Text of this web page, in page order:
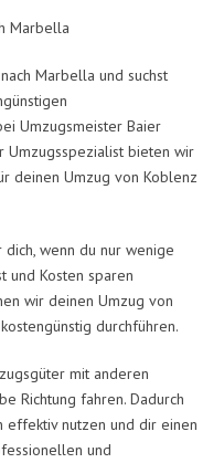
Marbella
Marbella und suchst
Umzugsmeister Baier
Umzugsspezialist bieten wir
deinen Umzug von Koblenz
wenn du nur wenige
und Kosten sparen
wir deinen Umzug von
durchführen.
mit anderen
Richtung fahren. Dadurch
effektiv nutzen und dir einen
und